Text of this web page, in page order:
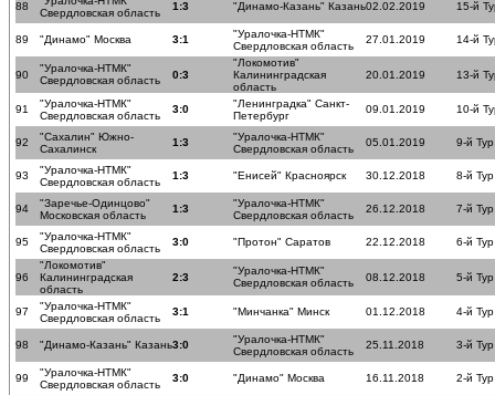
88
Свердловская область
1:3 "Динамо-Казань" Казань02.02.2019 15-й
89 "Динамо" Москва 3:1
"Уралочка-НТМК"
Свердловская область
27.01.2019 14-й
90
"Уралочка-НТМК"
Свердловская область
0:3
"Локомотив"
Калининградская
область
20.01.2019 13-й
91
"Уралочка-НТМК"
Свердловская область
3:0
"Ленинградка" Санкт-
Петербург
09.01.2019 10-й
92
"Сахалин" Южно-
Сахалинск
1:3
"Уралочка-НТМК"
Свердловская область
05.01.2019 9-й Тур
93
"Уралочка-НТМК"
Свердловская область
1:3 "Енисей" Красноярск 30.12.2018 8-й Тур
94
"Заречье-Одинцово"
Московская область
1:3
"Уралочка-НТМК"
Свердловская область
26.12.2018 7-й Тур
95
"Уралочка-НТМК"
Свердловская область
3:0 "Протон" Саратов 22.12.2018 6-й Тур
96
"Локомотив"
Калининградская
область
2:3
"Уралочка-НТМК"
Свердловская область
08.12.2018 5-й Тур
97
"Уралочка-НТМК"
Свердловская область
3:1 "Минчанка" Минск 01.12.2018 4-й Тур
98 "Динамо-Казань" Казань3:0
"Уралочка-НТМК"
Свердловская область
25.11.2018 3-й Тур
99
"Уралочка-НТМК"
Свердловская область
3:0 "Динамо" Москва 16.11.2018 2-й Тур